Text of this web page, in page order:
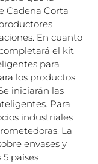
Cadena Corta
En cuanto
el kit
para
los productos
iniciarán las
Para
industriales
La
envases y
países